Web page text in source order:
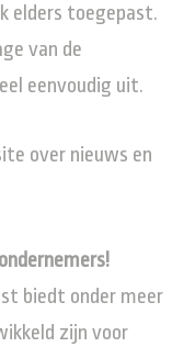
elders toegepast.
van de
eenvoudig uit.
over nieuws en
biedt onder meer
zijn voor